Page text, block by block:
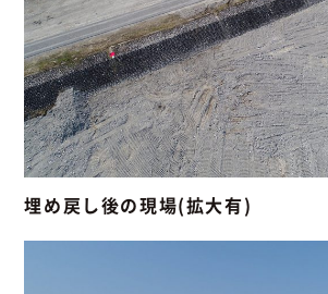
埋め戻し後の現場(拡大有)